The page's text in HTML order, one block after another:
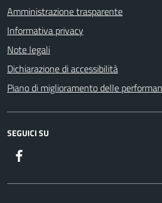
Amministrazione trasparente
Informativa privacy
Note legali
Dichiarazione di accessibilità
Piano di miglioramento delle
SEGUICI SU